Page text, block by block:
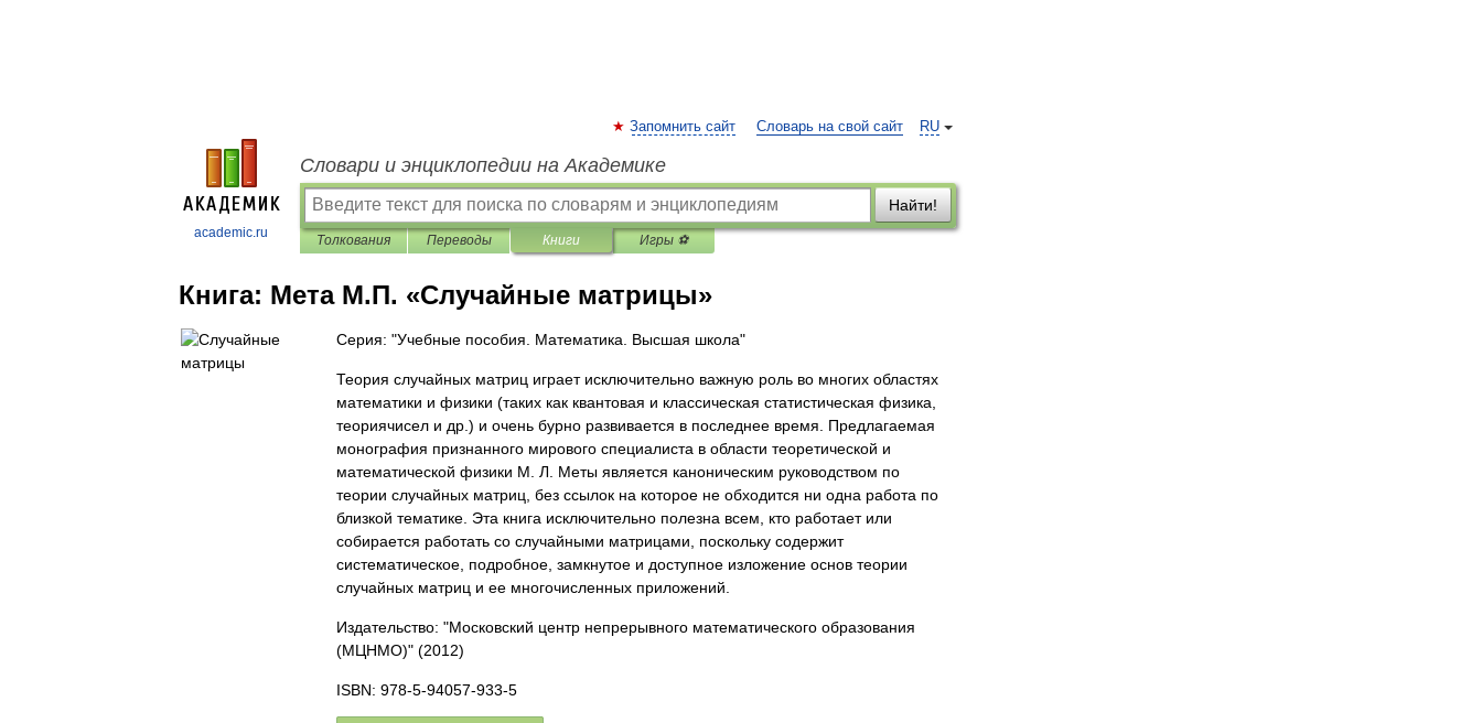
academic.ru
RU
Запомнить сайт Словарь на свой сайт
Словари и энциклопедии на Академике
Найти!
Толкования Переводы Книги Игры ⚽
Книга: Мета М.П. «Случайные матрицы»
Серия: "Учебные пособия. Математика. Высшая школа"
Теория случайных матриц играет исключительно важную роль во многих областях
математики и физики (таких как квантовая и классическая статистическая физика,
теориячисел и др.) и очень бурно развивается в последнее время. Предлагаемая
монография признанного мирового специалиста в области теоретической и
математической физики М. Л. Меты является каноническим руководством по
теории случайных матриц, без ссылок на которое не обходится ни одна работа по
близкой тематике. Эта книга исключительно полезна всем, кто работает или
собирается работать со случайными матрицами, поскольку содержит
систематическое, подробное, замкнутое и доступное изложение основ теории
случайных матриц и ее многочисленных приложений.
Издательство: "Московский центр непрерывного математического образования
(МЦНМО)" (2012)
ISBN: 978-5-94057-933-5